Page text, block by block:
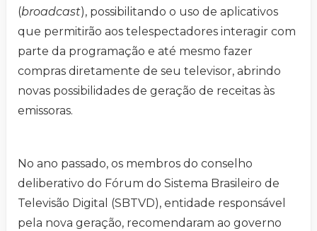
(broadcast), possibilitando o uso de aplicativos
que permitirão aos telespectadores interagir com
parte da programação e até mesmo fazer
compras diretamente de seu televisor, abrindo
novas possibilidades de geração de receitas às
emissoras.
No ano passado, os membros do conselho
deliberativo do Fórum do Sistema Brasileiro de
Televisão Digital (SBTVD), entidade responsável
pela nova geração, recomendaram ao governo